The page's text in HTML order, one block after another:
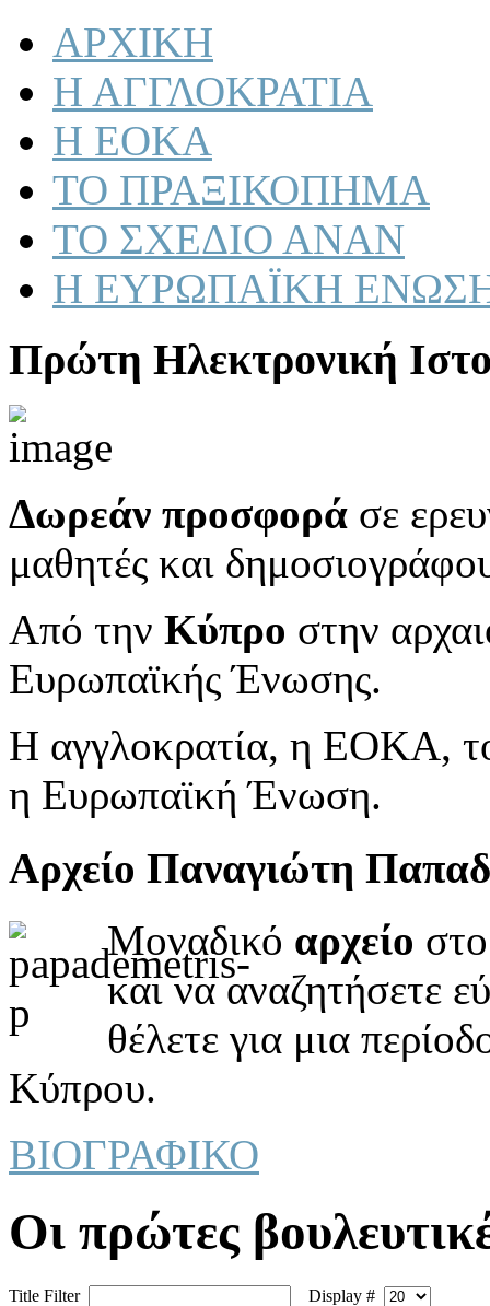
ΑΡΧΙΚΗ
Η ΑΓΓΛΟΚΡΑΤΙΑ
Η ΕΟΚΑ
ΤΟ ΠΡΑΞΙΚΟΠΗΜΑ
ΤΟ ΣΧΕΔΙΟ ΑΝΑΝ
Η ΕΥΡΩΠΑΪΚΗ
Πρώτη Ηλεκτρονική
Δωρεάν προσφορά σε
μαθητές και
Από την Κύπρο στην
Ευρωπαϊκής Ένωσης.
Η αγγλοκρατία, η ΕΟΚΑ,
η Ευρωπαϊκή Ένωση.
Αρχείο Παναγιώτη
Μοναδικό αρχείο
και να αναζητήσετε
θέλετε για μια
Κύπρου.
ΒΙΟΓΡΑΦΙΚΟ
Οι πρώτες
Title Filter
Display #